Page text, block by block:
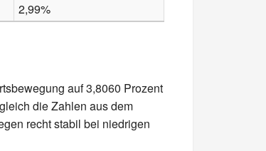
2,99%
auf 3,8060 Prozent
die Zahlen aus dem
recht stabil bei niedrigen